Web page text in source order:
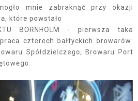
mnie zabraknąć przy okazji
które powstało
BORNHOLM - pierwsza taka
czterech bałtyckich browarów:
Spółdzielczego, Browaru Port